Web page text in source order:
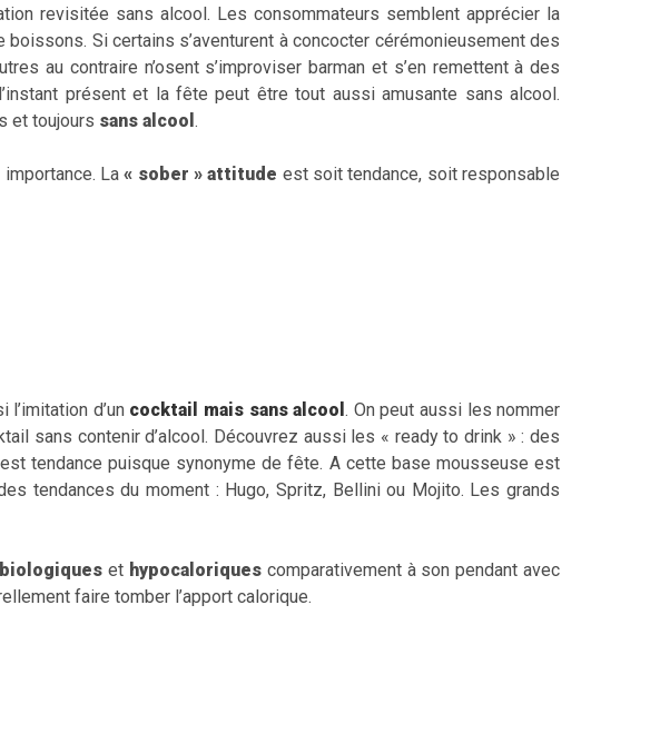
revisitée sans alcool. Les consommateurs semblent apprécier la
Si certains s’aventurent à concocter cérémonieusement des
au contraire n’osent s’improviser barman et s’en remettent à des
présent et la fête peut être tout aussi amusante sans alcool.
et toujours sans alcool .
importance. La« sober » attitude est soit tendance, soit responsable
d’un cocktail mais sans alcool . On peut aussi les nommer
sans contenir d’alcool. Découvrez aussi les « ready to drink » : des
tendance puisque synonyme de fête. A cette base mousseuse est
tendances du moment : Hugo, Spritz, Bellini ou Mojito. Les grands
biologiques et hypocaloriquescomparativement à son pendant avec
faire tomber l’apport calorique.